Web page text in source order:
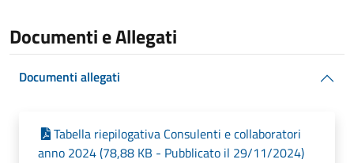
Documenti e Allegati
Documenti allegati
Tabella riepilogativa Consulenti e collaboratori
anno 2024 (78,88 KB - Pubblicato il 29/11/2024)